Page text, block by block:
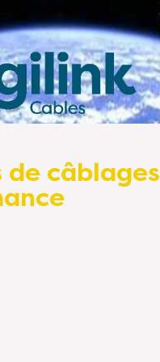
câblages